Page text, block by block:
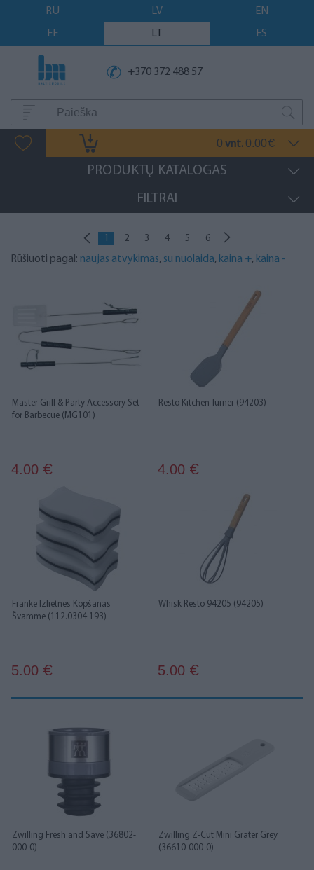
RU LV
EN
EE
LT ES
+370 372 488 57
0 vnt. 0.00€
PRODUKTŲ KATALOGAS
FILTRAI
1 2 3 4 5 6
Rūšiuoti pagal: naujas atvykimas, su nuolaida, kaina +, kaina -
Master Grill & Party Accessory Set
for Barbecue (MG101)
4.00 €
Resto Kitchen Turner (94203)
4.00 €
Franke Izlietnes Kopšanas
Švamme (112.0304.193)
5.00 €
Whisk Resto 94205 (94205)
5.00 €
Zwilling Fresh and Save (36802-
000-0)
Zwilling Z-Cut Mini Grater Grey
(36610-000-0)